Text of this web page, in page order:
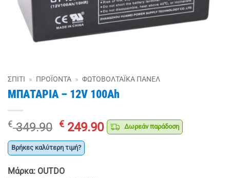
ΣΠΊΤΙ » ΠΡΟΪΌΝΤΑ » ΦΩΤΟΒΟΛΤΑΪΚΆ ΠΆΝΕΛ
ΜΠΑΤΑΡΙΑ – 12V 100Ah
€349.90 Original
price
was:
€ 249.90Η
τρέχουσα
Δωρεάν παράδοση
Βρήκες καλύτερη τιμή?
Μάρκα: OUTDO